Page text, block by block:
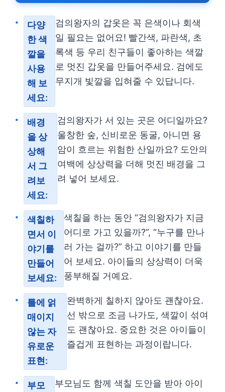
다양
한 색
깔을
사용
해 보
세요:
검의왕자의 갑옷은 꼭 은색이나 회색
일 필요는 없어요! 빨간색, 파란색, 초
록색 등 우리 친구들이 좋아하는 색깔
로 멋진 갑옷을 만들어주세요. 검에도
무지개 빛깔을 입혀줄 수 있답니다.
배경
을 상
상해
서 그
려보
세요:
검의왕자가 서 있는 곳은 어디일까요?
울창한 숲, 신비로운 동굴, 아니면 용
암이 흐르는 위험한 산일까요? 도안의
여백에 상상력을 더해 멋진 배경을 그
려 넣어 보세요.
색칠하
면서 이
야기를
만들어
보세요:
색칠을 하는 동안 “검의왕자가 지금
어디로 가고 있을까?”, “누구를 만나
러 가는 걸까?” 하고 이야기를 만들
어 보세요. 아이들의 상상력이 더욱
풍부해질 거예요.
틀에 얽
매이지
않는 자
유로운
표현:
완벽하게 칠하지 않아도 괜찮아요.
선 밖으로 조금 나가도, 색깔이 섞여
도 괜찮아요. 중요한 것은 아이들이
즐겁게 표현하는 과정이랍니다.
부모
부모님도 함께 색칠 도안을 받아 아이